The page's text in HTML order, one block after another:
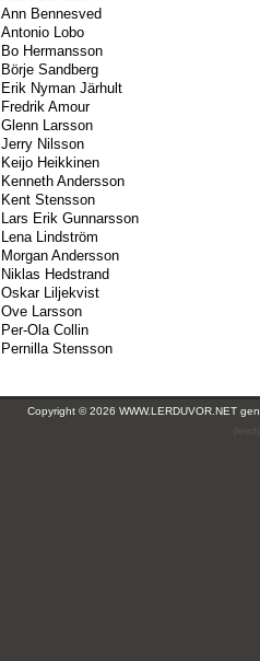
Ann Bennesved
Antonio Lobo
Bo Hermansson
Börje Sandberg
Erik Nyman Järhult
Fredrik Amour
Glenn Larsson
Jerry Nilsson
Keijo Heikkinen
Kenneth Andersson
Kent Stensson
Lars Erik Gunnarsson
Lena Lindström
Morgan Andersson
Niklas Hedstrand
Oskar Liljekvist
Ove Larsson
Per-Ola Collin
Pernilla Stensson
Copyright © 2026 WWW.LERDUVOR.NET